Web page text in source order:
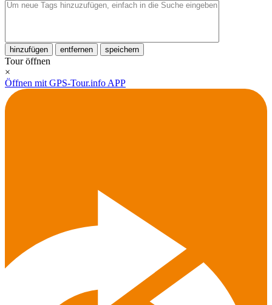
hinzufügen entfernen speichern
Tour öffnen
×
Öffnen mit GPS-Tour.info APP